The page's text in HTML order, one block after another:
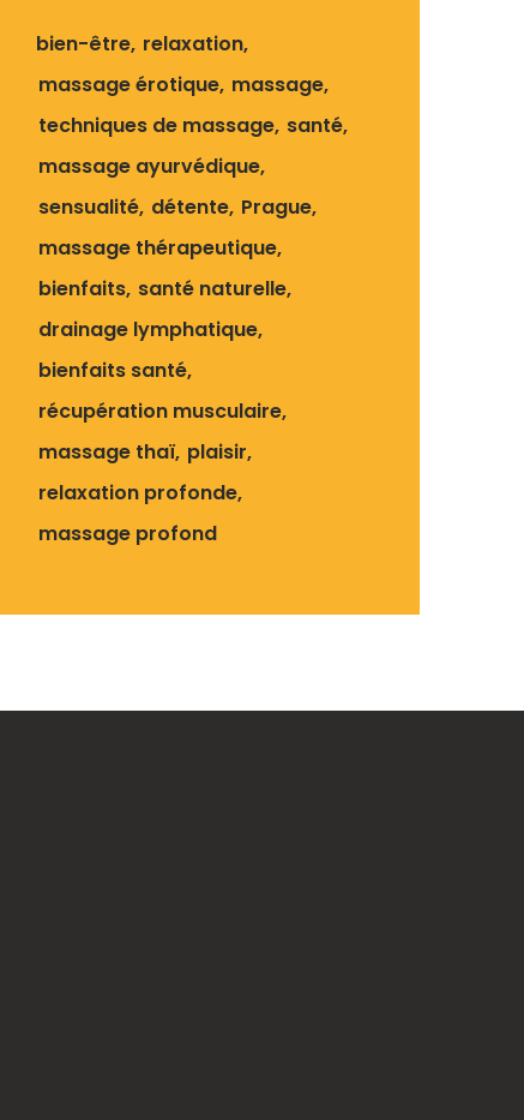
bien-être relaxation
massage érotique massage
techniques de massage santé
massage ayurvédique
sensualité détente Prague
massage thérapeutique
bienfaits santé naturelle
drainage lymphatique
bienfaits santé
récupération musculaire
massage thaï plaisir
relaxation profonde
massage profond